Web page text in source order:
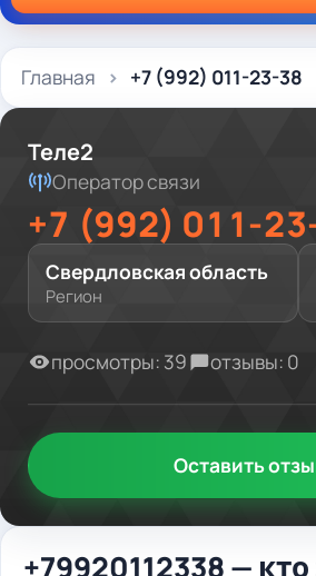
Главная +7 (992) 011-23-38
просмотры: 39 отзывы: 0
Теле2
Оператор связи
+7 (992) 011-
Свердловская область
Регион
Оставить
+79920112338 —